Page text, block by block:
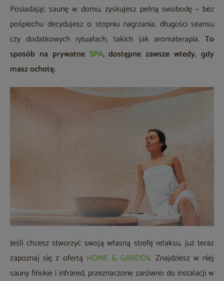
Posiadając saunę w domu, zyskujesz pełną swobodę – bez
pośpiechu decydujesz o stopniu nagrzania, długości seansu
czy dodatkowych rytuałach, takich jak aromaterapia. To
sposób na prywatne SPA, dostępne zawsze wtedy, gdy
masz ochotę.
Jeśli chcesz stworzyć swoją własną strefę relaksu, już teraz
zapoznaj się z ofertą HOME & GARDEN. Znajdziesz w niej
sauny fińskie i infrared, przeznaczone zarówno do instalacji w